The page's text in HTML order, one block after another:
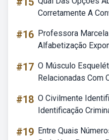
Corretamente A
#16 Professora
Alfabetização
#17 O Músculo
Relacionadas Com
#18 O Civilmente
Identificação
#19 Entre Quais